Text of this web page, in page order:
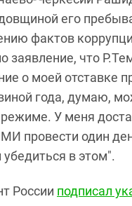
его
фактов
заявление, что
о моей отставке
года, думаю,
У меня
провести один
в этом".
России подписал